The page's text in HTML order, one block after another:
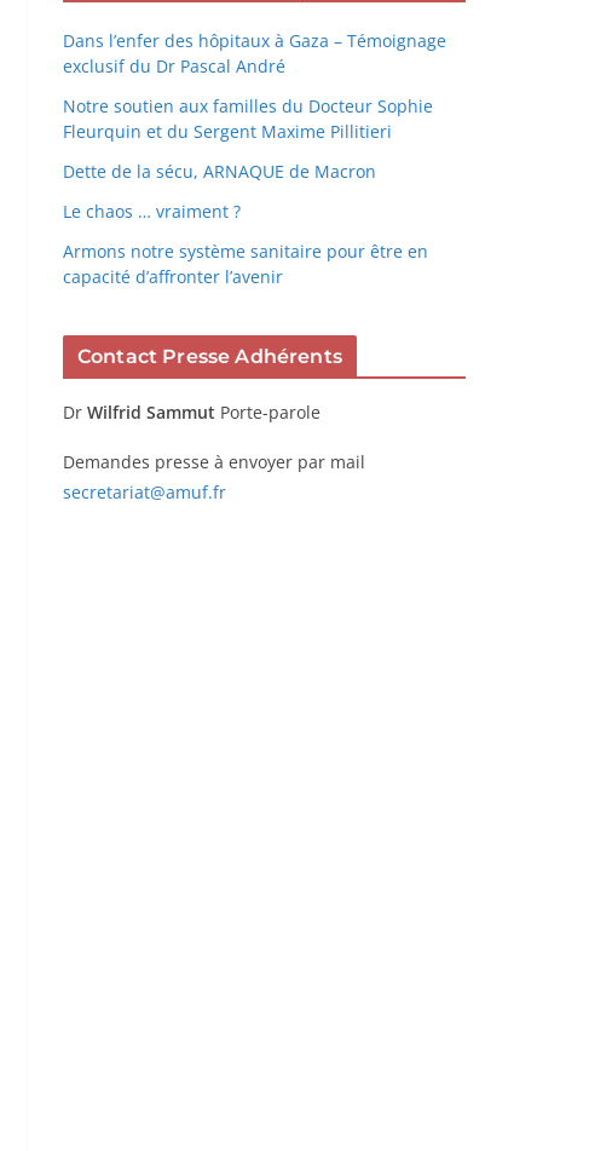
Dans l’enfer des hôpitaux à Gaza – Témoignage
exclusif du Dr Pascal André
Notre soutien aux familles du Docteur Sophie
Fleurquin et du Sergent Maxime Pillitieri
Dette de la sécu, ARNAQUE de Macron
Le chaos … vraiment ?
Armons notre système sanitaire pour être en
capacité d’affronter l’avenir
Contact Presse Adhérents
Dr Wilfrid Sammut Porte-parole
Demandes presse à envoyer par mail
secretariat@amuf.fr